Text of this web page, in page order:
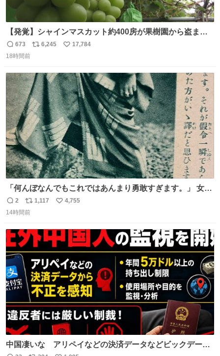
【発覚】シャインマスカット約400房が果樹園から盗まれ
る 栃木・佐野市 news.livedoor.com/article/detail… 被害
に遭った果樹園には防犯カメラなどはなく、シャインマス
今年に入って同様の被害は確認されておらず、警察はパト
ロールを強化する。
返
信
673
リ
ト
数
6,245
い
数
17,784
18時間前
「何んぼなんでもこれではあんまり勇敢すぎます。」 女性
の立ち振る舞い指南コーナーで、大股を「下品」や「はし
たない」という言葉を使わず「勇敢すぎます」と洒落っ気
っていきたい… （昭和4年婦人倶楽部新年号より）
返
信
2
リ
ポ
ト
数
1,117
い
数
4,755
14時間前
中国凄いな アリペイなどの決済データなどビックデータ